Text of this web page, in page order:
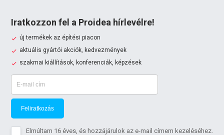
Iratkozzon fel a Proidea hírlevélre!
új termékek az építési piacon
aktuális gyártói akciók, kedvezmények
szakmai kiállítások, konferenciák, képzések
Feliratkozás
Elmúltam 16 éves, és hozzájárulok az e-mail címem kezeléséhez.